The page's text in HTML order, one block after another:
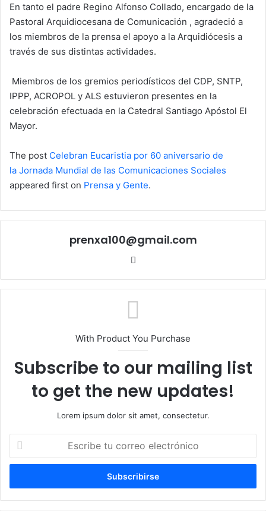
En tanto el padre Regino Alfonso Collado, encargado de la
Pastoral Arquidiocesana de Comunicación , agradeció a
los miembros de la prensa el apoyo a la Arquidiócesis a
través de sus distintas actividades.
Miembros de los gremios periodísticos del CDP, SNTP,
IPPP, ACROPOL y ALS estuvieron presentes en la
celebración efectuada en la Catedral Santiago Apóstol El
Mayor.
The post Celebran Eucaristia por 60 aniversario de
la Jornada Mundial de las Comunicaciones Sociales
appeared first on Prensa y Gente.
prenxa100@gmail.com
With Product You Purchase
Subscribe to our mailing list
to get the new updates!
Lorem ipsum dolor sit amet, consectetur.
correo